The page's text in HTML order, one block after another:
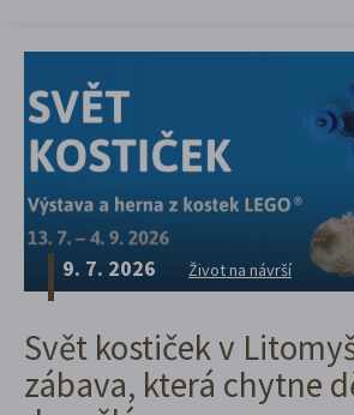
9. 7. 2026 Život na návrší
Svět kostiček v
zábava, která chytne